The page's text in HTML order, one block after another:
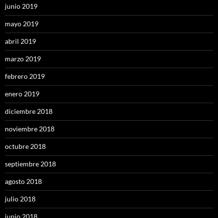
junio 2019
mayo 2019
abril 2019
marzo 2019
febrero 2019
enero 2019
diciembre 2018
noviembre 2018
octubre 2018
septiembre 2018
agosto 2018
julio 2018
junio 2018